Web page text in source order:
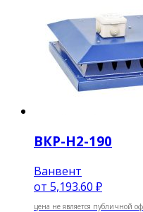
ВКР-Н2-190
Ванвент
от 5,193.60 ₽
цена не является публичной